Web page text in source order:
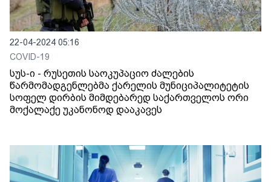
22-04-2024 05:16
COVID-19
სუს-ი - რუსეთის საოკუპაციო ძალების
წარმომადგენლებმა ქარელის მუნიციპალიტეტის
სოფელ დირბის მიმდებარედ საქართველოს ორი
მოქალაქე უკანონოდ დააკავეს